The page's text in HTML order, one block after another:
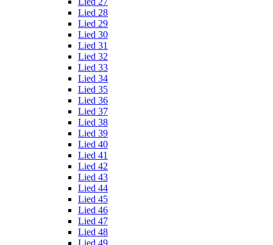
Lied 28
Lied 29
Lied 30
Lied 31
Lied 32
Lied 33
Lied 34
Lied 35
Lied 36
Lied 37
Lied 38
Lied 39
Lied 40
Lied 41
Lied 42
Lied 43
Lied 44
Lied 45
Lied 46
Lied 47
Lied 48
Lied 49